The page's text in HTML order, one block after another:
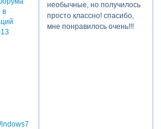
необычные, но получилось
просто классно! спасибо,
мне понравилось очень!!!